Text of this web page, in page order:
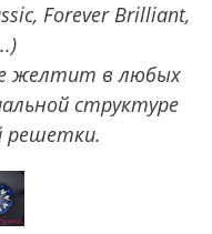
Forever Brilliant,
желтит в любых
структуре
решетки.